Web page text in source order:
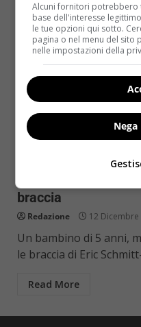
Bimbo di 5 anni
braccia
Redazione 12 Dicembre
Un bambino di 5 anni,
le braccia di Eric
Read More
Alcuni fornitori potrebbero
base dell'interesse
le tue opzioni qui sotto.
pagina o nel menu del sito
nelle impostazioni della